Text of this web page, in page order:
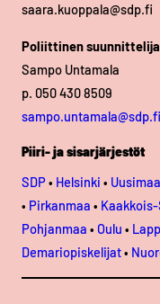
saara.kuoppala@sdp.fi
Poliittinen suunnittelija
Sampo Untamala
p. 050 430 8509
sampo.untamala@sdp.fi
Piiri- ja sisarjärjestöt
SDP• Helsinki • Uusimaa
• Pirkanmaa •
Pohjanmaa • Oulu •
Demariopiskelijat•